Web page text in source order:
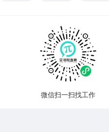
微信扫一扫找工作